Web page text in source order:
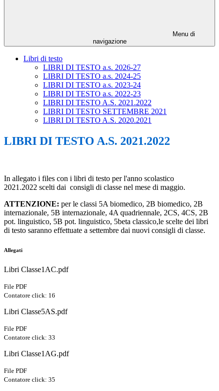
Menu di
navigazione
Libri di testo
LIBRI DI TESTO a.s. 2026-27
LIBRI DI TESTO a.s. 2024-25
LIBRI DI TESTO a.s. 2023-24
LIBRI DI TESTO a.s. 2022-23
LIBRI DI TESTO A.S. 2021.2022
LIBRI DI TESTO SETTEMBRE 2021
LIBRI DI TESTO A.S. 2020.2021
LIBRI DI TESTO A.S. 2021.2022
In allegato i files con i libri di testo per l'anno scolastico
2021.2022 scelti dai consigli di classe nel mese di maggio.
ATTENZIONE: per le classi 5A biomedico, 2B biomedico, 2B
internazionale, 5B internazionale, 4A quadriennale, 2CS, 4CS, 2B
pot. linguistico, 5B pot. linguistico, 5beta classico,le scelte dei libri
di testo saranno effettuate a settembre dai nuovi consigli di classe.
Allegati
Libri Classe1AC.pdf
File PDF
Contatore click: 16
Libri Classe5AS.pdf
File PDF
Contatore click: 33
Libri Classe1AG.pdf
File PDF
Contatore click: 35